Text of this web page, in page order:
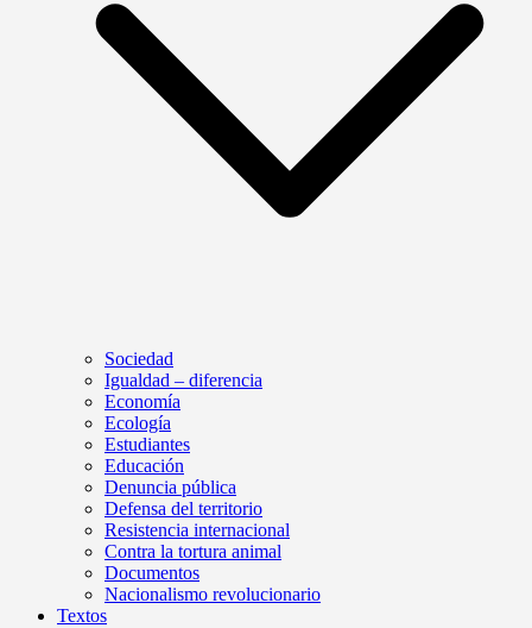
Sociedad
Igualdad – diferencia
Economía
Ecología
Estudiantes
Educación
Denuncia pública
Defensa del territorio
Resistencia internacional
Contra la tortura animal
Documentos
Nacionalismo revolucionario
Textos